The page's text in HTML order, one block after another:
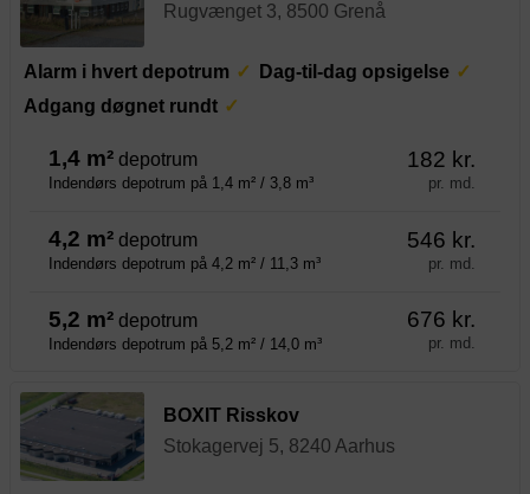
Rugvænget 3, 8500 Grenå
Alarm i hvert depotrum
Dag-til-dag opsigelse
Adgang døgnet rundt
1,4 m² depotrum
Indendørs depotrum på 1,4 m² / 3,8 m³
182 kr.
pr. md.
4,2 m² depotrum
Indendørs depotrum på 4,2 m² / 11,3 m³
546 kr.
pr. md.
5,2 m² depotrum
Indendørs depotrum på 5,2 m² / 14,0 m³
676 kr.
pr. md.
BOXIT Risskov
Stokagervej 5, 8240 Aarhus